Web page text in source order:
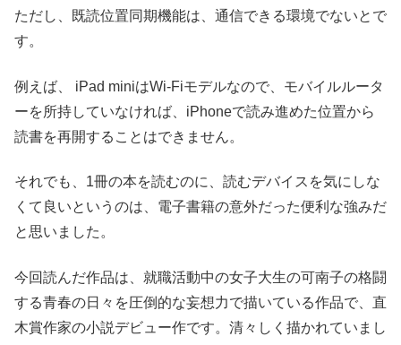
ただし、既読位置同期機能は、通信できる環境でないとで
す。
例えば、 iPad miniはWi-Fiモデルなので、モバイルルータ
ーを所持していなければ、iPhoneで読み進めた位置から
読書を再開することはできません。
それでも、1冊の本を読むのに、読むデバイスを気にしな
くて良いというのは、電子書籍の意外だった便利な強みだ
と思いました。
今回読んだ作品は、就職活動中の女子大生の可南子の格闘
する青春の日々を圧倒的な妄想力で描いている作品で、直
木賞作家の小説デビュー作です。清々しく描かれていまし